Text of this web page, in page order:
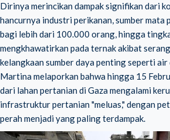
Dirinya merincikan dampak signifikan dari
hancurnya industri perikanan, sumber mata
bagi lebih dari 100.000 orang, hingga
mengkhawatirkan pada ternak akibat
kelangkaan sumber daya penting seperti air
Martina melaporkan bahwa hingga 15
dari lahan pertanian di Gaza mengalami
infrastruktur pertanian "meluas," dengan
perah menjadi yang paling terdampak.